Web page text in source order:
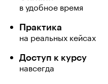
в удобное время
Практика
на реальных кейсах
Доступ к курсу
навсегда